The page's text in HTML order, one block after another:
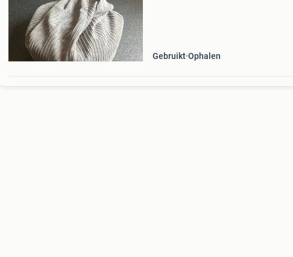
Gebruikt Ophalen